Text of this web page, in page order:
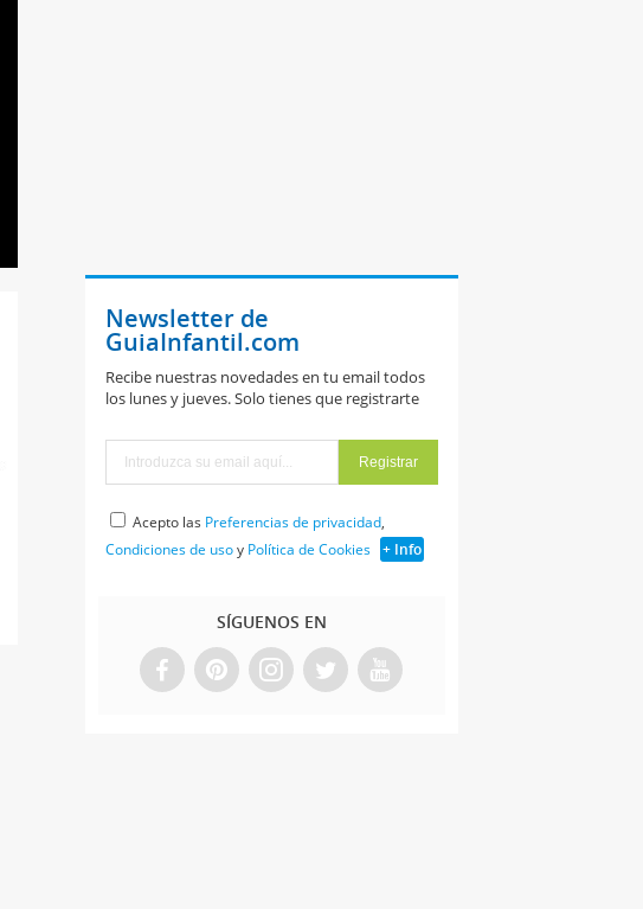
Newsletter de
GuiaInfantil.com
Recibe nuestras novedades en tu email todos
los lunes y jueves. Solo tienes que registrarte
Acepto las Preferencias de privacidad,
Condiciones de usoy Política de Cookies + Info
SÍGUENOS EN